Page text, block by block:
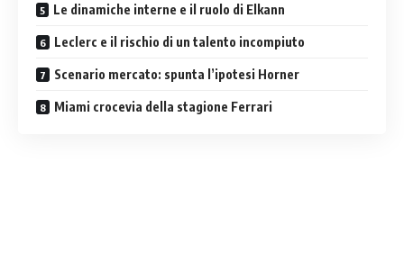
Le dinamiche interne e il ruolo di Elkann
Leclerc e il rischio di un talento incompiuto
Scenario mercato: spunta l’ipotesi Horner
Miami crocevia della stagione Ferrari